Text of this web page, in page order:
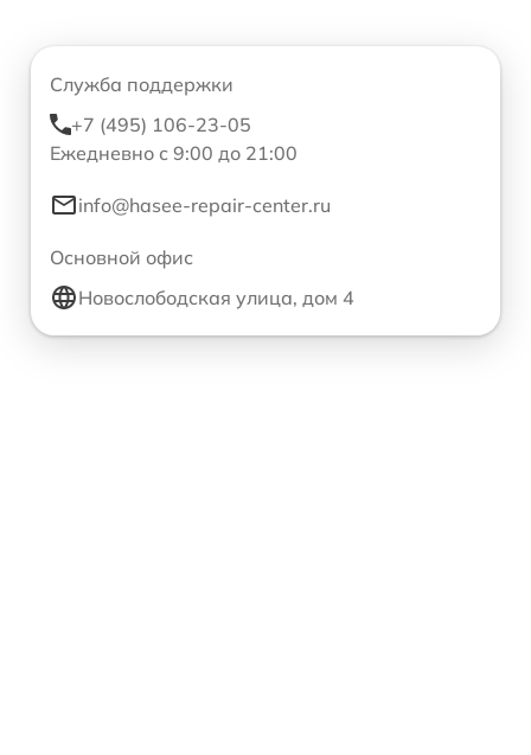
Служба поддержки
+7 (495) 106-23-05
Ежедневно с 9:00 до 21:00
info@hasee-repair-center.ru
Основной офис
Новослободская улица, дом 4